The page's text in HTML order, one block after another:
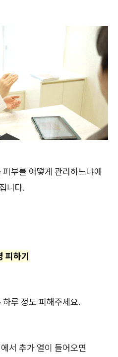
부를 어떻게 관리하느냐에
니다.
피하기
하루 정도 피해주세요.
서 추가 열이 들어오면